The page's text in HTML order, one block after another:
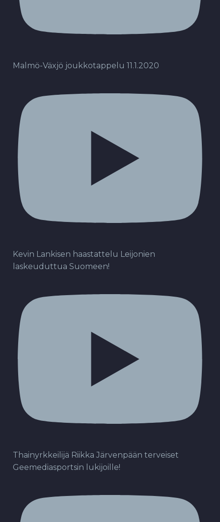
Malmö-Växjö joukkotappelu 11.1.2020
Kevin Lankisen haastattelu Leijonien
laskeuduttua Suomeen!
Thainyrkkeilijä Riikka Järvenpään terveiset
Geemediasportsin lukijoille!